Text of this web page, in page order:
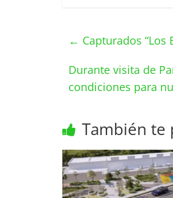
← Capturados “Los
Durante visita de
condiciones para
También te